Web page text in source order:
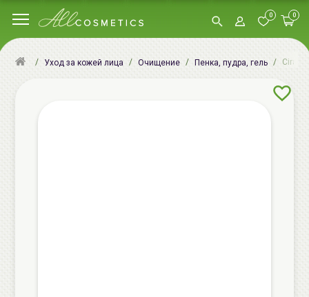
0 0
Уход за кожей лица Очищение Пенка, пудра, гель